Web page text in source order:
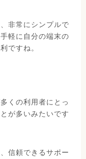
非常にシンプルで
軽に自分の端末の
ですね。
くの利用者にとっ
が多いみたいです
信頼できるサポー